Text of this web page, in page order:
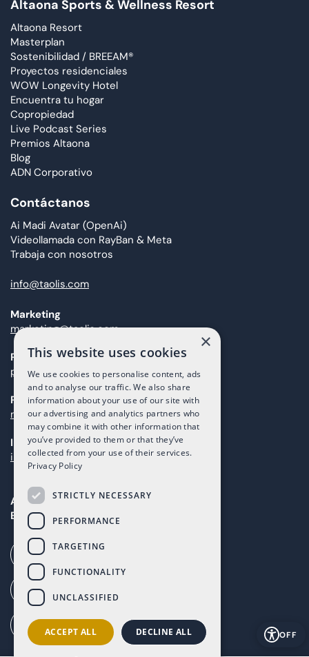
Altaona Sports & Wellness Resort
Altaona Resort
Masterplan
Sostenibilidad / BREEAM®
Proyectos residenciales
WOW Longevity Hotel
Encuentra tu hogar
Copropiedad
Live Podcast Series
Premios Altaona
Blog
ADN Corporativo
Contáctanos
Ai Madi Avatar (OpenAi)
Videollamada con RayBan & Meta
Trabaja con nosotros
info@taolis.com
Marketing
marketing@taolis.com
Proveedores
proveedores@taolis.com
Post Ventas
maintenance@taolis.com
Inversores
investors@taolis.com
Avenida del Mundo, 1D, Local I2D,
Baños y Mendigo, Murcia, C.P. 30155
Llamada de IA (+34) 868 353 535
Nuestra oficina (+34) 868 994 300
Cómo llegar a Altaona (G. Maps)
OFF
×
This website uses cookies
We use cookies to personalise content, ads
and to analyse our traffic. We also share
information about your use of our site with
our advertising and analytics partners who
may combine it with other information that
you’ve provided to them or that they’ve
collected from your use of their services.
Privacy Policy
STRICTLY NECESSARY
PERFORMANCE
TARGETING
FUNCTIONALITY
UNCLASSIFIED
ACCEPT ALL DECLINE ALL